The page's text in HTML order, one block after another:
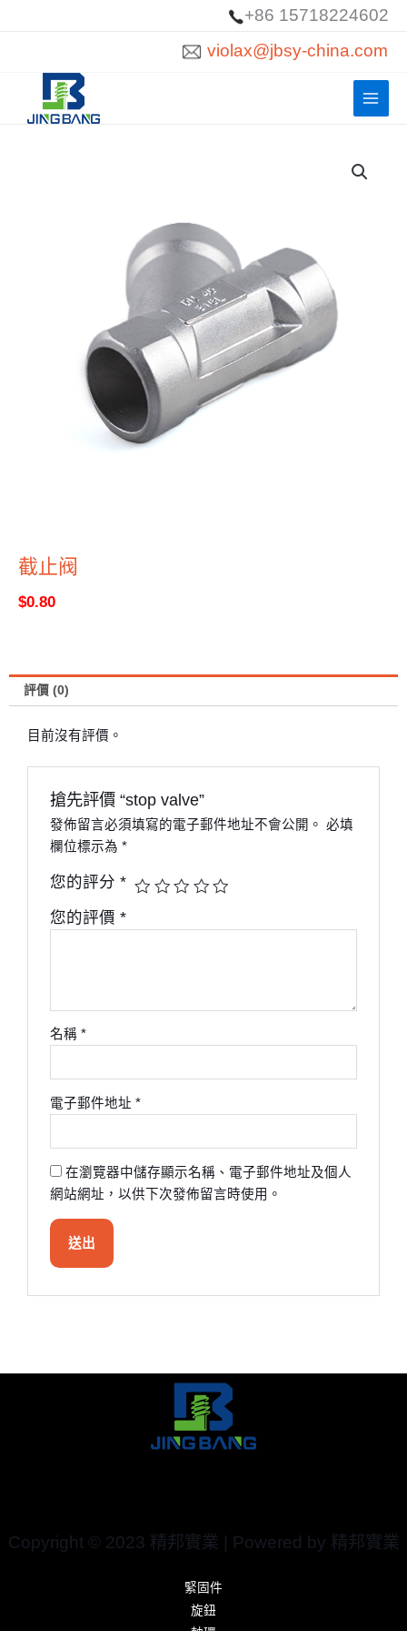
+86 15718224602
violax@jbsy-china.com
截止阀
$0.80
評價 (0)
目前沒有評價。
搶先評價 “stop valve”
發佈留言必須填寫的電子郵件地址不會公開。 必填
欄位標示為*
您的評分*
您的評價*
名稱*
電子郵件地址*
在瀏覽器中儲存顯示名稱、電子郵件地址及個人
網站網址，以供下次發佈留言時使用。
Copyright © 2023 精邦實業 | Powered by 精邦實業
緊固件
旋鈕